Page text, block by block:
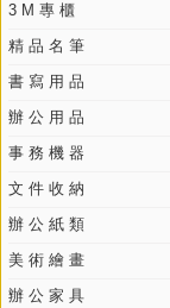
3 M 專 櫃
精 品 名 筆
書 寫 用 品
辦 公 用 品
事 務 機 器
文 件 收 納
辦 公 紙 類
美 術 繪 畫
辦 公 家 具